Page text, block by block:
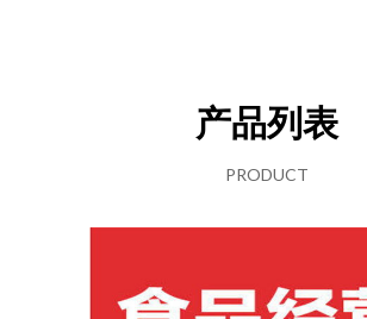
产品列表
PRODUCT